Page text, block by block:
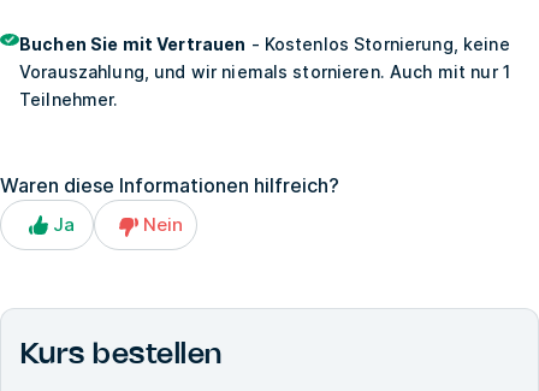
Buchen Sie mit Vertrauen - Kostenlos Stornierung, keine
Vorauszahlung, und wir niemals stornieren. Auch mit nur 1
Teilnehmer.
Waren diese Informationen hilfreich?
Ja Nein
Kurs bestellen